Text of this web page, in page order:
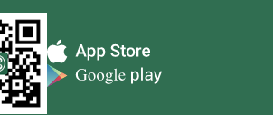
Appstore icon